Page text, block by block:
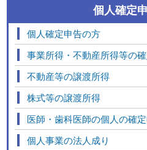
個人確定
個人確定申告の方
事業所得・不動産所得等の
不動産等の譲渡所得
株式等の譲渡所得
医師・歯科医師の個人の確
個人事業の法人成り